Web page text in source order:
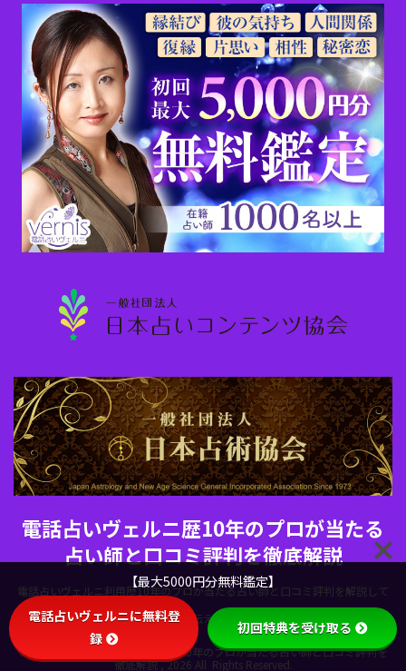
電話占いヴェルニ歴10年のプロが当たる
占い師と口コミ評判を徹底解説
電話占いヴェルニ利用歴10年のプロが当たる占い師と口コミ評判を解説して
います。電話占いヴェルニの魅力を伝えるために当サイトを設立しました。
Copyright© 電話占いヴェルニ歴10年のプロが当たる占い師と口コミ評判を
徹底解説 , 2026 All Rights Reserved.
【最大5000円分無料鑑定】
電話占いヴェルニに無料登
録
初回特典を受け取る